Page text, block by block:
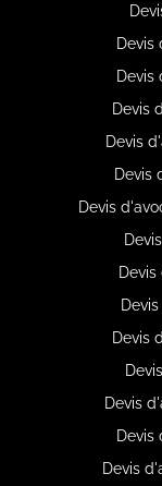
Devis
Devis
Devis
Devis
Devis
Devis
Devis
Devis
Devis
Devis